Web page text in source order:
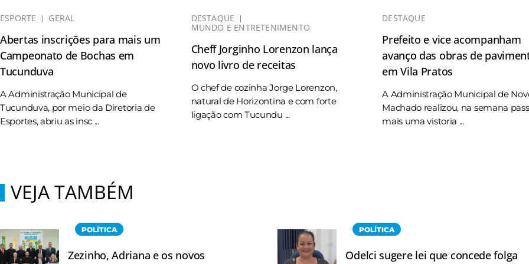
ESPORTE GERAL
Abertas inscrições para mais um
Campeonato de Bochas em
Tucunduva
A Administração Municipal de
Tucunduva, por meio da Diretoria de
Esportes, abriu as insc ...
DESTAQUE
MUNDO E ENTRETENIMENTO
Cheff Jorginho Lorenzon lança
novo livro de receitas
O chef de cozinha Jorge Lorenzon,
natural de Horizontina e com forte
ligação com Tucundu ...
DESTAQUE
Prefeito e vice acompanham
avanço das obras de
em Vila Pratos
A Administração Municipal de
Machado realizou, na semana
mais uma vistoria ...
VEJA TAMBÉM
POLÍTICA
Zezinho, Adriana e os novos
POLÍTICA
Odelci sugere lei que concede folga